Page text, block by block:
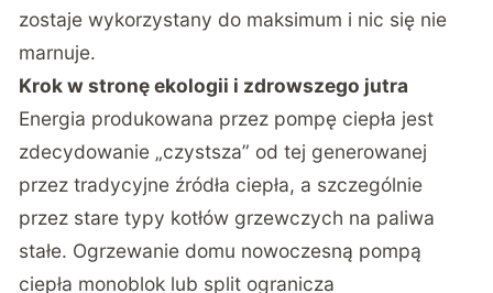
zostaje wykorzystany do maksimum i nic się nie
marnuje.
Krok w stronę ekologii i zdrowszego jutra
Energia produkowana przez pompę ciepła jest
zdecydowanie „czystsza” od tej generowanej
przez tradycyjne źródła ciepła, a szczególnie
przez stare typy kotłów grzewczych na paliwa
stałe. Ogrzewanie domu nowoczesną pompą
ciepła monoblok lub split ogranicza